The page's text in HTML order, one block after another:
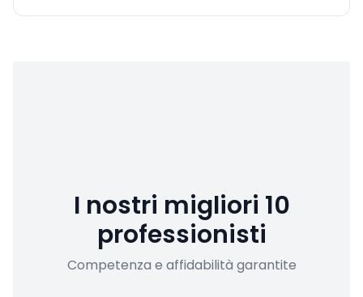
I nostri migliori 10
professionisti
Competenza e affidabilità garantite